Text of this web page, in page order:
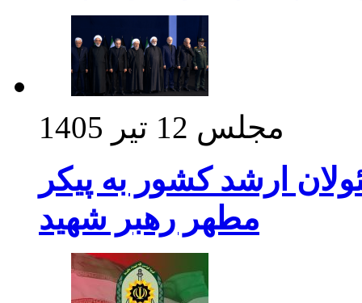
مجلس 12 تیر 1405
ارشد کشور به پیکر
مطهر رهبر شهید